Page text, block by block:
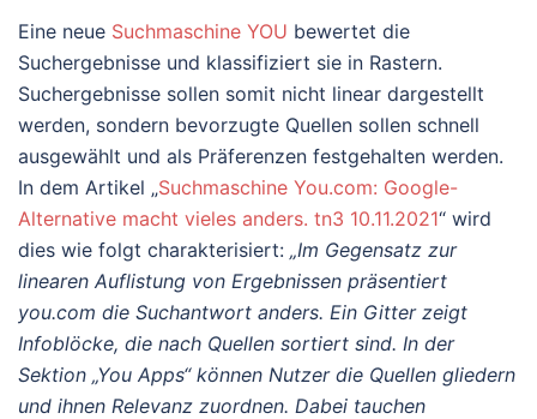
Eine neue Suchmaschine YOU bewertet die
Suchergebnisse und klassifiziert sie in Rastern.
Suchergebnisse sollen somit nicht linear dargestellt
werden, sondern bevorzugte Quellen sollen schnell
ausgewählt und als Präferenzen festgehalten werden.
In dem Artikel „Suchmaschine You.com: Google-
Alternative macht vieles anders. tn3 10.11.2021“ wird
dies wie folgt charakterisiert: „Im Gegensatz zur
linearen Auflistung von Ergebnissen präsentiert
you.com die Suchantwort anders. Ein Gitter zeigt
Infoblöcke, die nach Quellen sortiert sind. In der
Sektion „You Apps“ können Nutzer die Quellen gliedern
und ihnen Relevanz zuordnen. Dabei tauchen